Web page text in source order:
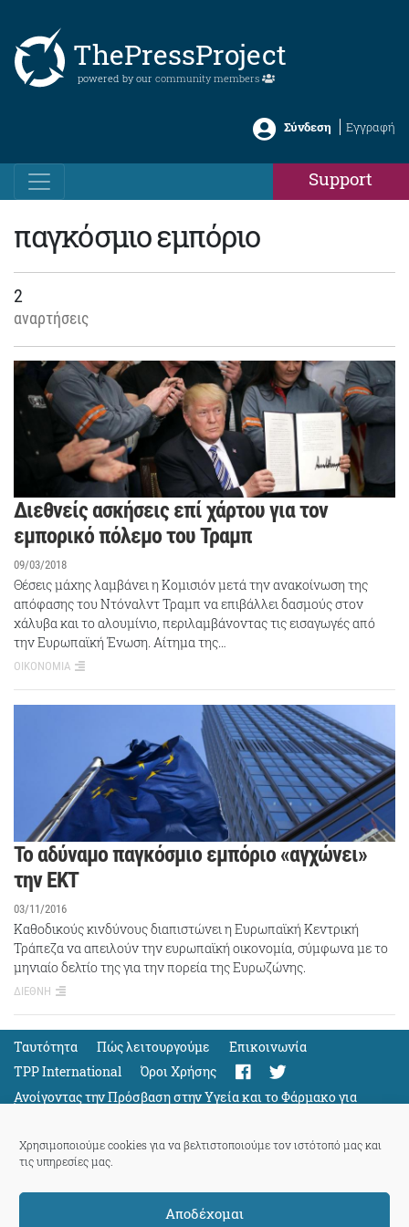
Χρησιμοποιούμε cookies για να βελτιστοποιούμε τον ιστότοπό μας και
τις υπηρεσίες μας.
Αποδέχομαι
ThePressProject
powered by our community members
Σύνδεση Εγγραφή
Support
παγκόσμιο εμπόριο
2
αναρτήσεις
Διεθνείς ασκήσεις επί χάρτου για τον
εμπορικό πόλεμο του Τραμπ
09/03/2018
Θέσεις μάχης λαμβάνει η Κομισιόν μετά την ανακοίνωση της
απόφασης του Ντόναλντ Τραμπ να επιβάλλει δασμούς στον
χάλυβα και το αλουμίνιο, περιλαμβάνοντας τις εισαγωγές από
την Ευρωπαϊκή Ένωση. Αίτημα της…
ΟΙΚΟΝΟΜΙΑ
Το αδύναμο παγκόσμιο εμπόριο «αγχώνει»
την ΕΚΤ
03/11/2016
Καθοδικούς κινδύνους διαπιστώνει η Ευρωπαϊκή Κεντρική
Τράπεζα να απειλούν την ευρωπαϊκή οικονομία, σύμφωνα με το
μηνιαίο δελτίο της για την πορεία της Ευρωζώνης.
ΔΙΕΘΝΗ
Ταυτότητα Πώς λειτουργούμε
Eπικοινωνία
TPP International
Όροι Χρήσης
Ανοίγοντας την Πρόσβαση στην Υγεία και το Φάρμακο για
Όλους
Support